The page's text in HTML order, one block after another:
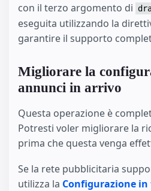
con il terzo argomento di
eseguita utilizzando la
garantire il supporto
Migliorare la
annunci in arrivo
Questa operazione è
Potresti voler migliorare la
prima che questa venga
Se la rete pubblicitaria
utilizza la Configurazione in